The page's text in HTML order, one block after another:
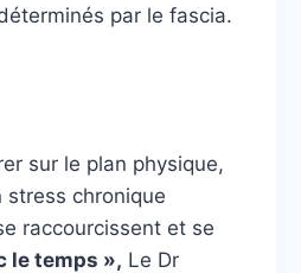
par le fascia.
sur le plan physique,
stress chronique
raccourcissent et se
le temps », Le Dr